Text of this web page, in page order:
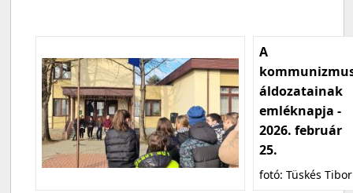
A
áldozatainak
emléknapja -
2026. február
25.
fotó: Tüskés Tibor